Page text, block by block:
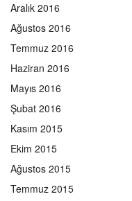
Aralık 2016
Ağustos 2016
Temmuz 2016
Haziran 2016
Mayıs 2016
Şubat 2016
Kasım 2015
Ekim 2015
Ağustos 2015
Temmuz 2015